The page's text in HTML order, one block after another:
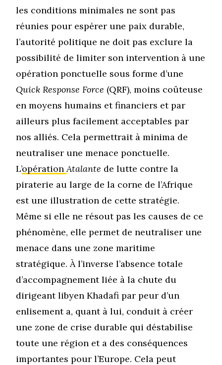
les conditions minimales ne sont pas
réunies pour espérer une paix durable,
l’autorité politique ne doit pas exclure la
possibilité de limiter son intervention à une
opération ponctuelle sous forme d’une
Quick Response Force (QRF), moins coûteuse
en moyens humains et financiers et par
ailleurs plus facilement acceptables par
nos alliés. Cela permettrait à minima de
neutraliser une menace ponctuelle.
L’opération Atalante de lutte contre la
piraterie au large de la corne de l’Afrique
est une illustration de cette stratégie.
Même si elle ne résout pas les causes de ce
phénomène, elle permet de neutraliser une
menace dans une zone maritime
stratégique. À l’inverse l’absence totale
d’accompagnement liée à la chute du
dirigeant libyen Khadafi par peur d’un
enlisement a, quant à lui, conduit à créer
une zone de crise durable qui déstabilise
toute une région et a des conséquences
importantes pour l’Europe. Cela peut